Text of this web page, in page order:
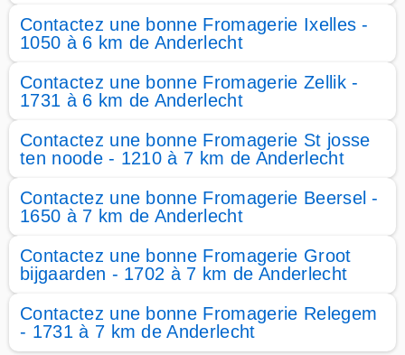
Contactez une bonne Fromagerie Ixelles -
1050 à 6 km de Anderlecht
Contactez une bonne Fromagerie Zellik -
1731 à 6 km de Anderlecht
Contactez une bonne Fromagerie St josse
ten noode - 1210 à 7 km de Anderlecht
Contactez une bonne Fromagerie Beersel -
1650 à 7 km de Anderlecht
Contactez une bonne Fromagerie Groot
bijgaarden - 1702 à 7 km de Anderlecht
Contactez une bonne Fromagerie Relegem
- 1731 à 7 km de Anderlecht